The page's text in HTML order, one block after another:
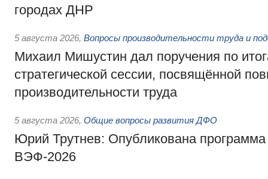
городах ДНР
5 августа 2026, Вопросы производительности труда и
Михаил Мишустин дал поручения по
стратегической сессии, посвящённой
производительности труда
5 августа 2026, Общие вопросы развития ДФО
Юрий Трутнев: Опубликована
ВЭФ-2026